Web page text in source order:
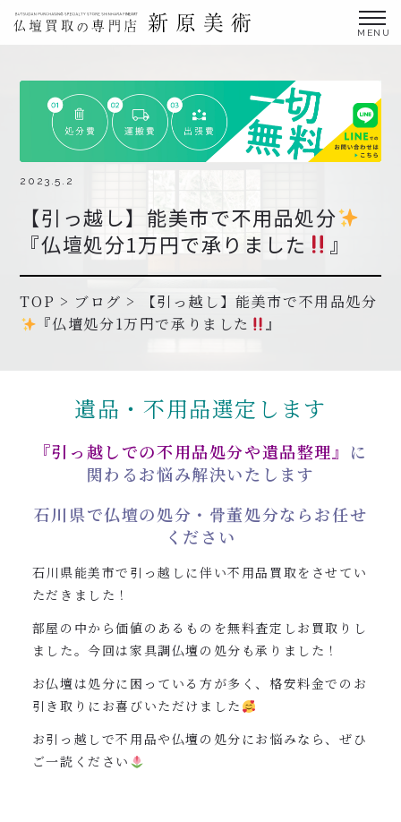
仏壇買取サービス
買取ステップ・お仏壇処分の流れ
ブログ
北陸三県外の方
よくあるご質問
協力店募集について
0120-962-856
受付時間：24時間受付 定休日：なし
2023.5.2
【引っ越し】能美市で不用品処分
『仏壇処分1万円で承りました
』
TOP > ブログ >
【引っ越し】能美市で不用品処分
『仏壇処分1万円で承りました
』
遺品・不用品選定します
『引っ越しでの不用品処分や遺品整理』 に
関わるお悩み解決いたします
石川県で仏壇の処分・骨董処分ならお任せ
ください
石川県能美市で引っ越しに伴い不用品買取をさせてい
ただきました！
部屋の中から価値のあるものを無料査定しお買取りし
ました。今回は家具調仏壇の処分も承りました！
お仏壇は処分に困っている方が多く、格安料金でのお
引き取りにお喜びいただけました
お引っ越しで不用品や仏壇の処分にお悩みなら、ぜひ
ご一読ください